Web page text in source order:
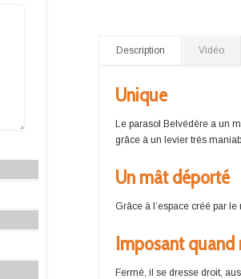
Description Vidéo
Unique
Le parasol Belvédère a un
grâce à un levier très
Un mât déporté
Grâce à l’espace créé par
Imposant quand
Fermé, il se dresse droit,